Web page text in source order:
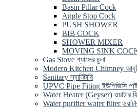
Basin Pillar Cock
Angle Stop Cock
PUSH SHOWER
BIB COCK
SHOWER MIXER
MOVING SINK
Gas Stove গ্যাসের চুলা
Modern Kitchen Chimney আধুনিক
Sanitary স্যানিটারি
UPVC Pipe Fiting ইউপিভিসি
Water Heater (Geyser) ওয়াটার
Water purifier water filter ওয়াটার